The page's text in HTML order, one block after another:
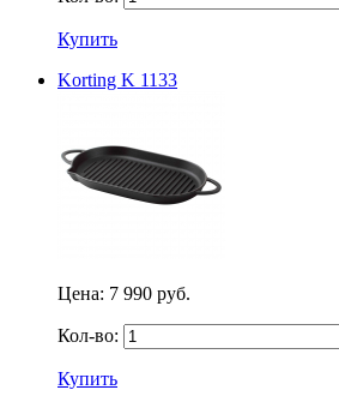
Купить
Korting K 1133
Цена: 7 990 руб.
Кол-во:
Купить